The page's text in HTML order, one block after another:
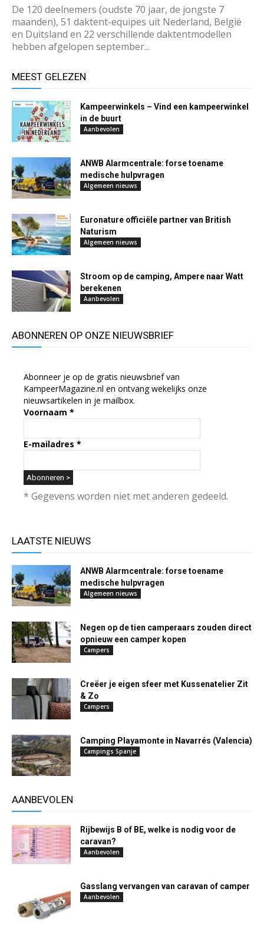
De 120 deelnemers (oudste 70 jaar, de jongste 7
maanden), 51 daktent-equipes uit Nederland, België
en Duitsland en 22 verschillende daktentmodellen
hebben afgelopen september...
MEEST GELEZEN
Kampeerwinkels – Vind een kampeerwinkel
in de buurt
Aanbevolen
ANWB Alarmcentrale: forse toename
medische hulpvragen
Algemeen nieuws
Euronature officiële partner van British
Naturism
Algemeen nieuws
Stroom op de camping, Ampere naar Watt
berekenen
Aanbevolen
ABONNEREN OP ONZE NIEUWSBRIEF
Abonneer je op de gratis nieuwsbrief van
KampeerMagazine.nl en ontvang wekelijks onze
nieuwsartikelen in je mailbox.
Voornaam *
E-mailadres *
* Gegevens worden niet met anderen gedeeld.
LAATSTE NIEUWS
ANWB Alarmcentrale: forse toename
medische hulpvragen
Algemeen nieuws
Negen op de tien camperaars zouden direct
opnieuw een camper kopen
Campers
Creëer je eigen sfeer met Kussenatelier Zit
& Zo
Campers
Camping Playamonte in Navarrés (Valencia)
Campings Spanje
AANBEVOLEN
Rijbewijs B of BE, welke is nodig voor de
caravan?
Aanbevolen
Gasslang vervangen van caravan of camper
Aanbevolen